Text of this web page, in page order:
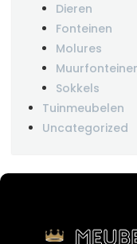
Dieren
Fonteinen
Molures
Sokkels
Tuinmeubelen
Uncategorized